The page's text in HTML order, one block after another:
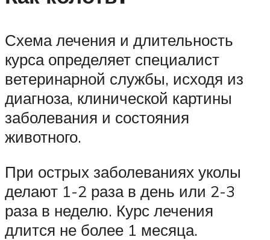
Схема лечения и длительность
курса определяет специалист
ветеринарной службы, исходя из
диагноза, клинической картины
заболевания и состояния
животного.
При острых заболеваниях уколы
делают 1-2 раза в день или 2-3
раза в неделю. Курс лечения
длится не более 1 месяца.